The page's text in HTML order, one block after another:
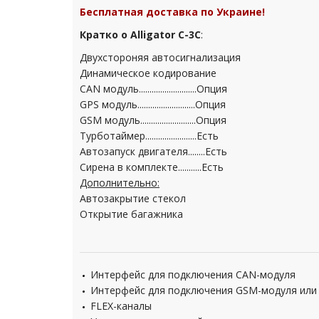
Бесплатная доставка по Украине!
Кратко о Alligator C-3C:
Двухстороняя автосигнализация
Динамическое кодирование
CAN модуль...........................Опция
GPS модуль...........................Опция
GSM модуль..........................Опция
Турботаймер........................Есть
Автозапуск двигателя........Есть
Сирена в комплекте...........Есть
Дополнительно:
Автозакрытие стекол
Открытие багажника
Интерфейс для подключения CAN-модуля
Интерфейс для подключения GSM-модуля или
FLEX-каналы